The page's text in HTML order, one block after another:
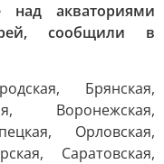
акваториями
сообщили в
Брянская,
Воронежская,
Орловская,
Саратовская,